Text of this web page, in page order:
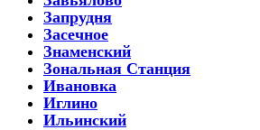
Запрудня
Засечное
Знаменский
Зональная Станция
Ивановка
Иглино
Ильинский